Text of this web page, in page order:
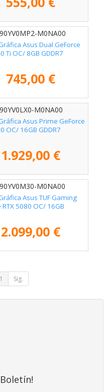
M0NA00
Asus Dual GeForce
Ti OC/ 8GB GDDR7
745,00 €
M0NA00
Asus Prime GeForce
OC/ 16GB GDDR7
1.929,00 €
M0NA00
Asus TUF Gaming
RTX 5080 OC/ 16GB
2.099,00 €
Sig.